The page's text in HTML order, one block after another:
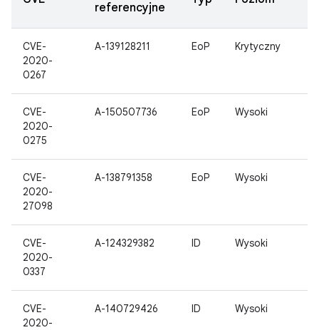
referencyjne
CVE-
2020-
0267
A-139128211 EoP Krytyczny
CVE-
2020-
0275
A-150507736 EoP Wysoki
CVE-
2020-
27098
A-138791358 EoP Wysoki
CVE-
2020-
0337
A-124329382 ID Wysoki
CVE-
2020-
A-140729426 ID Wysoki